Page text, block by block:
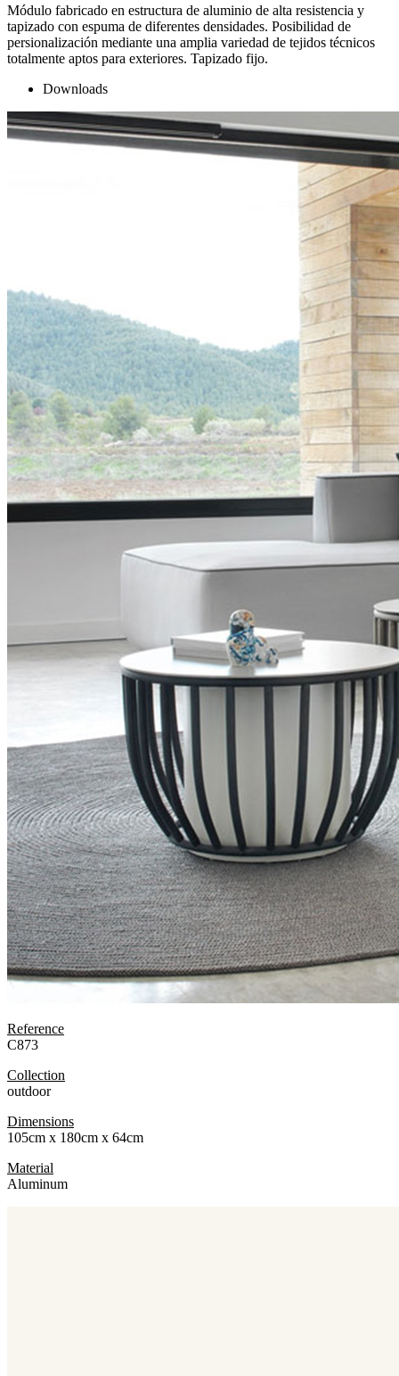
Módulo fabricado en estructura de aluminio de alta resistencia y
tapizado con espuma de diferentes densidades. Posibilidad de
persionalización mediante una amplia variedad de tejidos técnicos
totalmente aptos para exteriores. Tapizado fijo.
Downloads
Reference
C873
Collection
outdoor
Dimensions
105cm x 180cm x 64cm
Material
Aluminum